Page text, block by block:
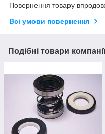
Повернення товару
Всі умови повернення
Подібні товари